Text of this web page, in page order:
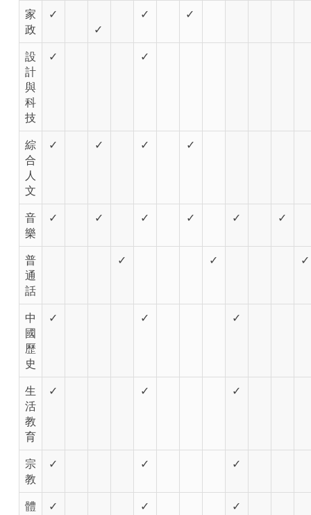
家
政
✓
✓
✓ ✓
設
計
與
科
技
✓ ✓
綜
合
人
文
✓ ✓ ✓ ✓
音
樂
✓ ✓ ✓ ✓ ✓ ✓
普
通
話
✓ ✓ ✓
中
國
歷
史
✓ ✓ ✓
生
活
教
育
✓ ✓ ✓
宗
教
✓ ✓ ✓
體
✓ ✓ ✓